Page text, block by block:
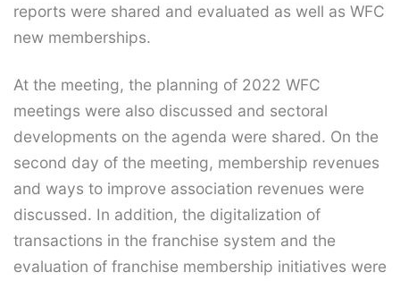
reports were shared and evaluated as well as WFC
new memberships.
At the meeting, the planning of 2022 WFC
meetings were also discussed and sectoral
developments on the agenda were shared. On the
second day of the meeting, membership revenues
and ways to improve association revenues were
discussed. In addition, the digitalization of
transactions in the franchise system and the
evaluation of franchise membership initiatives were